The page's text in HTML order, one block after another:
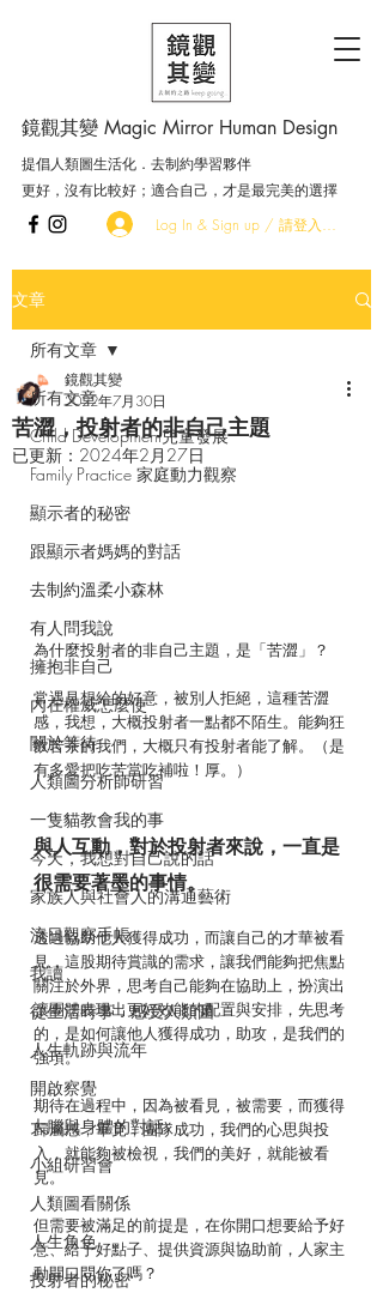
鏡觀其變 Magic Mirror Human Design
提倡人類圖生活化．去制約學習夥伴
更好，沒有比較好；適合自己，才是最完美的選擇
Log In & Sign up / 請登入．加入會員
文章
所有文章
Child Development兒童發展
Family Practice 家庭動力觀察
顯示者的秘密
跟顯示者媽媽的對話
去制約溫柔小森林
有人問我說
擁抱非自己
內在權威怎麼使
關於等待
人類圖分析師研習
一隻貓教會我的事
今天，我想對自己說的話
家族人與社會人的溝通藝術
流日觀察手帳
我讀
從生活時事．感受人類圖
人生軌跡與流年
開啟察覺
大腦與身體的對話
小組研習會
人類圖看關係
人生角色
投射者的秘密
所有文章
苦澀，投射者的非自己主題
鏡觀其變
2022年7月30日
已更新： 2024年2月27日
為什麼投射者的非自己主題，是「苦澀」？
常遇見想給的好意，被別人拒絕，這種苦澀
感，我想，大概投射者一點都不陌生。能夠狂
飲苦茶的我們，大概只有投射者能了解。（是
有多愛把吃苦當吃補啦！厚。）
與人互動，對於投射者來說，一直是
很需要著墨的事情。
透過協助他人獲得成功，而讓自己的才華被看
見，這股期待賞識的需求，讓我們能夠把焦點
關注於外界，思考自己能夠在協助上，扮演出
讓團體表現出更好效能的配置與安排，先思考
的，是如何讓他人獲得成功，助攻，是我們的
強項。
期待在過程中，因為被看見，被需要，而獲得
歸屬感，畢竟，團隊成功，我們的心思與投
入，就能夠被檢視，我們的美好，就能被看
見。
但需要被滿足的前提是，在你開口想要給予好
意、給予好點子、提供資源與協助前，人家主
動開口問你了嗎？